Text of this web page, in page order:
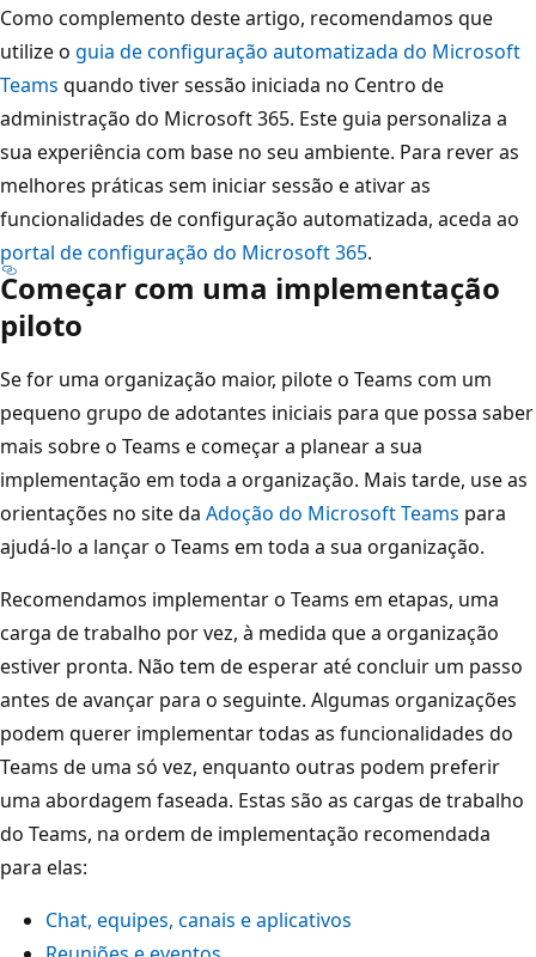
Como complemento deste artigo, recomendamos que
utilize o guia de configuração automatizada do Microsoft
Teams quando tiver sessão iniciada no Centro de
administração do Microsoft 365. Este guia personaliza a
sua experiência com base no seu ambiente. Para rever as
melhores práticas sem iniciar sessão e ativar as
funcionalidades de configuração automatizada, aceda ao
portal de configuração do Microsoft 365.
Começar com uma implementação
piloto
Se for uma organização maior, pilote o Teams com um
pequeno grupo de adotantes iniciais para que possa saber
mais sobre o Teams e começar a planear a sua
implementação em toda a organização. Mais tarde, use as
orientações no site da Adoção do Microsoft Teams para
ajudá-lo a lançar o Teams em toda a sua organização.
Recomendamos implementar o Teams em etapas, uma
carga de trabalho por vez, à medida que a organização
estiver pronta. Não tem de esperar até concluir um passo
antes de avançar para o seguinte. Algumas organizações
podem querer implementar todas as funcionalidades do
Teams de uma só vez, enquanto outras podem preferir
uma abordagem faseada. Estas são as cargas de trabalho
do Teams, na ordem de implementação recomendada
para elas:
Chat, equipes, canais e aplicativos